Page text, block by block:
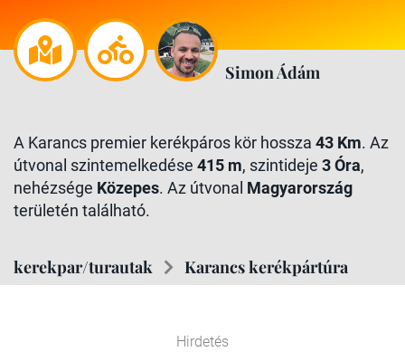
Simon Ádám
A Karancs premier kerékpáros kör hossza 43 Km. Az
útvonal szintemelkedése 415 m, szintideje 3 Óra,
nehézsége Közepes. Az útvonal Magyarország
területén található.
kerekpar/turautak Karancs kerékpártúra
Hirdetés